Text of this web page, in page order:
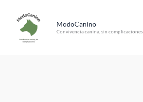
contenido
ModoCanino
Convivencia canina, sin complicaciones